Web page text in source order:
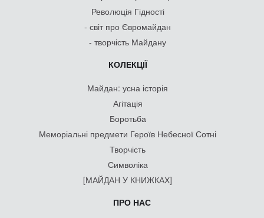
Революція Гідності
- світ про Євромайдан
- творчість Майдану
КОЛЕКЦІЇ
Майдан: усна історія
Агітація
Боротьба
Меморіальні предмети Героїв Небесної Сотні
Творчість
Символіка
[МАЙДАН У КНИЖКАХ]
ПРО НАС